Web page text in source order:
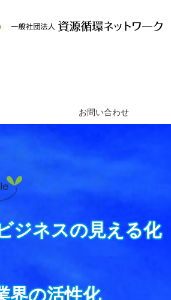
お問い合わせ
ジネスの見える化
界の活性化